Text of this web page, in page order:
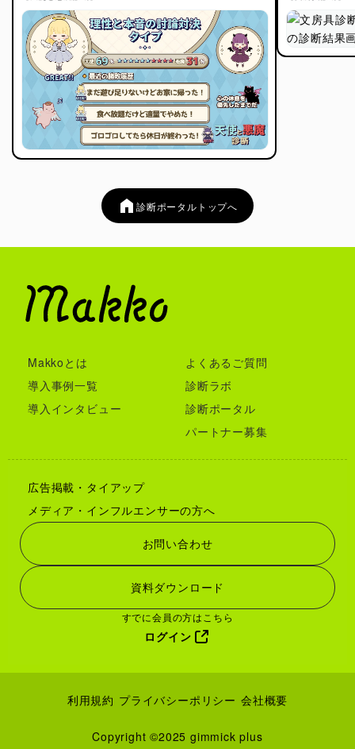
診断ポータルトップへ
Makkoとは
導入事例一覧
導入インタビュー
よくあるご質問
診断ラボ
診断ポータル
パートナー募集
広告掲載・タイアップ
メディア・インフルエンサーの方へ
お問い合わせ
資料ダウンロード
すでに会員の方はこちら
ログイン
利用規約 プライバシーポリシー 会社概要
Copyright ©2025 gimmick plus